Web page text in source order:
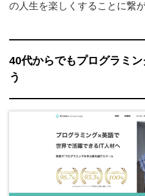
の人生を楽しくすることに繋が
40代からでもプログラミ
う